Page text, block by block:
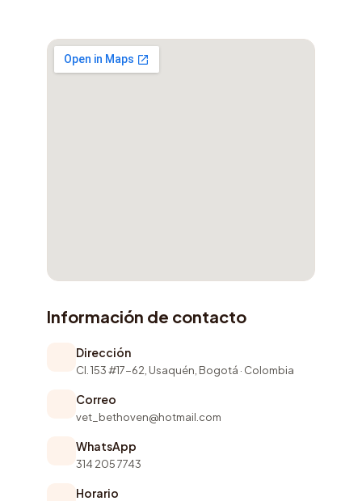
Información de contacto
Dirección
Cl. 153 #17-62, Usaquén, Bogotá · Colombia
Correo
vet_bethoven@hotmail.com
WhatsApp
314 205 7743
Horario